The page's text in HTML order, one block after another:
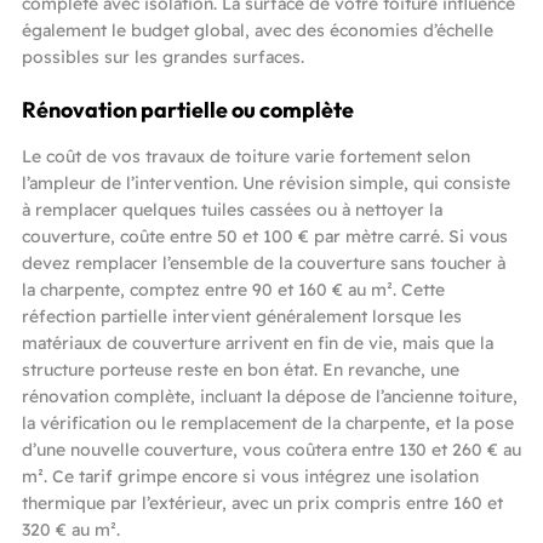
également le budget global, avec des économies d’échelle
possibles sur les grandes surfaces.
Rénovation partielle ou complète
Le coût de vos travaux de toiture varie fortement selon
l’ampleur de l’intervention. Une révision simple, qui consiste
à remplacer quelques tuiles cassées ou à nettoyer la
couverture, coûte entre 50 et 100 € par mètre carré. Si vous
devez remplacer l’ensemble de la couverture sans toucher à
la charpente, comptez entre 90 et 160 € au m². Cette
réfection partielle intervient généralement lorsque les
matériaux de couverture arrivent en fin de vie, mais que la
structure porteuse reste en bon état. En revanche, une
rénovation complète, incluant la dépose de l’ancienne toiture,
la vérification ou le remplacement de la charpente, et la pose
d’une nouvelle couverture, vous coûtera entre 130 et 260 € au
m². Ce tarif grimpe encore si vous intégrez une isolation
thermique par l’extérieur, avec un prix compris entre 160 et
320 € au m².